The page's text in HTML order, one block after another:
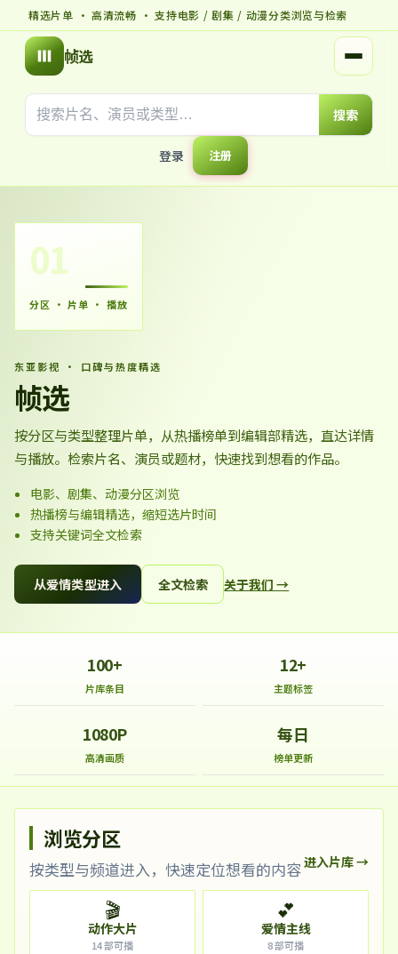
精选片单 · 高清流畅 · 支持电影 / 剧集 / 动漫分类浏览与检索
帧选 打开
搜索
登录 注册
01
分区 · 片单 · 播放
东亚影视 · 口碑与热度精选
帧选
按分区与类型整理片单，从热播榜单到编辑部精选，直达详情
与播放。检索片名、演员或题材，快速找到想看的作品。
电影、剧集、动漫分区浏览
热播榜与编辑精选，缩短选片时间
支持关键词全文检索
从爱情类型进入 全文检索 关于我们 →
100+
片库条目
12+
主题标签
1080P
高清画质
每日
榜单更新
浏览分区
按类型与频道进入，快速定位想看的内容进入片库 →
🎬
动作大片
14部可播
💕
爱情主线
8部可播